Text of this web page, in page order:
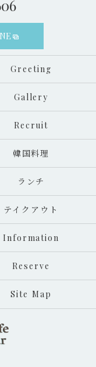
Greeting
Gallery
Recruit
韓国料理
ランチ
テイクアウト
Information
Reserve
Site Map